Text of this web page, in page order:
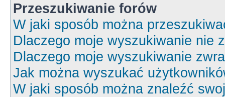
Przeszukiwanie forów
W jaki sposób można
Dlaczego moje wyszukiwanie nie
Dlaczego moje wyszukiwanie
Jak można wyszukać
W jaki sposób można znaleźć